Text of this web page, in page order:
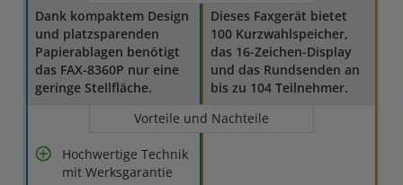
Dank kompaktem Design
und platzsparenden
Papierablagen benötigt
das FAX-8360P nur eine
geringe Stellfläche.
Dieses Faxgerät bietet
100 Kurzwahlspeicher,
das 16-Zeichen-Display
und das Rundsenden an
bis zu 104 Teilnehmer.
Vorteile und Nachteile
Hochwertige Technik
mit Werksgarantie